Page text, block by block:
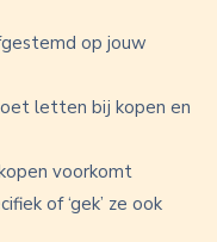
op jouw
letten bij kopen en
voorkomt
of ‘gek’ ze ook